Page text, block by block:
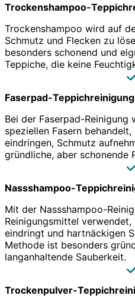
Trockenshampoo-
Trockenshampoo wird auf
Schmutz und Flecken zu
besonders schonend und
Teppiche, die keine
Faserpad-Teppichreinigung
Bei der Faserpad-Reinigung
speziellen Fasern
eindringen, Schmutz
gründliche, aber schonende
Nassshampoo-
Mit der Nassshampoo-
Reinigungsmittel
eindringt und hartnäckigen
Methode ist besonders
langanhaltende Sauberkeit.
Trockenpulver-